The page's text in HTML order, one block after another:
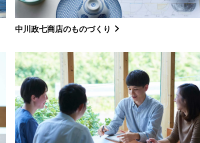
中川政七商店のものづくり